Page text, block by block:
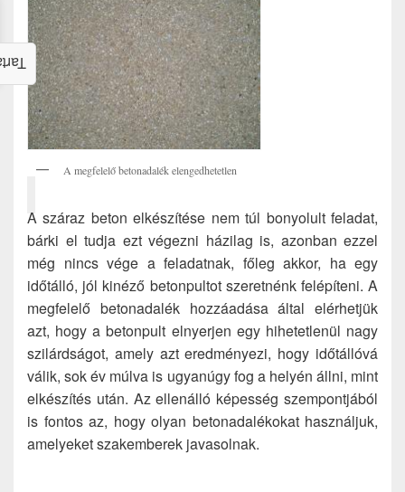
A megfelelő betonadalék elengedhetetlen
A száraz beton elkészítése nem túl bonyolult feladat,
bárki el tudja ezt végezni házilag is, azonban ezzel
még nincs vége a feladatnak, főleg akkor, ha egy
időtálló, jól kinéző betonpultot szeretnénk felépíteni. A
megfelelő betonadalék hozzáadása által elérhetjük
azt, hogy a betonpult elnyerjen egy hihetetlenül nagy
szilárdságot, amely azt eredményezi, hogy időtállóvá
válik, sok év múlva is ugyanúgy fog a helyén állni, mint
elkészítés után. Az ellenálló képesség szempontjából
is fontos az, hogy olyan betonadalékokat használjuk,
amelyeket szakemberek javasolnak.